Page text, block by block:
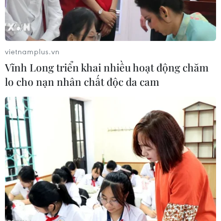
Bên trong cơ sở hạt nhân Fordo ở Qom, miền Bắc Iran. (Ảnh:
AFP/TTXVN)
Iran cảnh báo sẽ chấm dứt một thỏa thuận
mang tính tạm thời đã ký với Cơ quan Năng
lượng nguyên tử quốc tế (IAEA) vào cuối tuần
vietnamplus.vn
Vĩnh Long triển khai nhiều hoạt động chăm
lo cho nạn nhân chất độc da cam